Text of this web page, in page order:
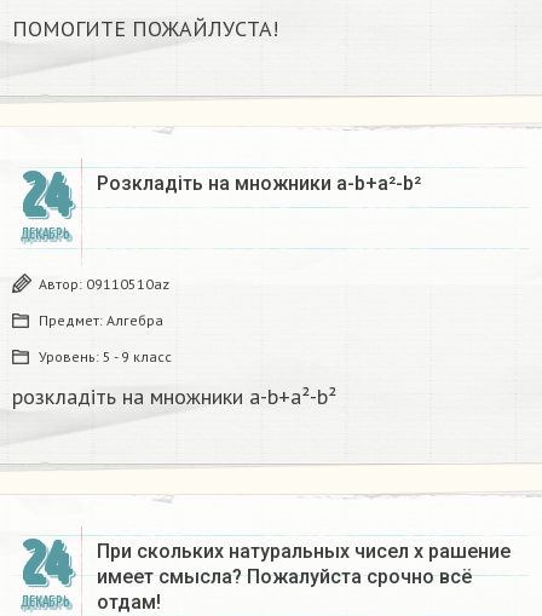
ПОМОГИТЕ ПОЖАЙЛУСТА!
24
ДЕКАБРЬ
Розкладіть на множники а-b+a²-b²​
Автор: 09110510az
Предмет: Алгебра
Уровень: 5 - 9 класс
розкладіть на множники а-b+a²-b²​
24
ДЕКАБРЬ
При скольких натуральных чисел х рашение
имеет смысла? Пожалуйста срочно всё
отдам!